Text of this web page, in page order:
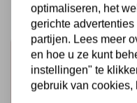
Schrijf je in voor de
Ontvang als eerste
optimaliseren, het
gerichte
partijen. Lees meer
en hoe u ze kunt
instellingen" te
gebruik van cookies,